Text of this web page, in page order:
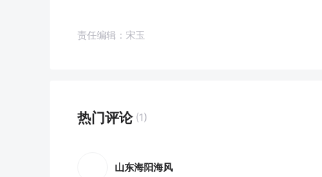
责任编辑：宋玉
热门评论 (1)
山东海阳海风